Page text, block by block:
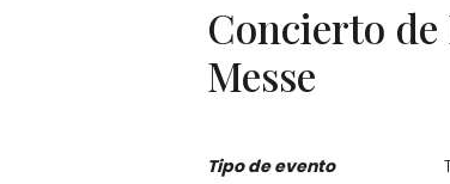
Concierto
Messe
Tipo de evento